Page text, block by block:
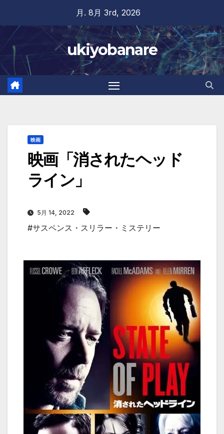
content
月. 8月 3rd, 2026
ukiyobanare
映画
映画「消されたヘッド
ライン」
5月 14, 2022
#サスペンス・スリラー・ミステリー